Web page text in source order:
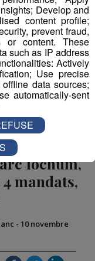
Iochum,
mandats,
- 10 novembre
Develop and
content profile;
prevent fraud,
or content. These
such as IP address
Actively
Use precise
data sources;
automatically-sent